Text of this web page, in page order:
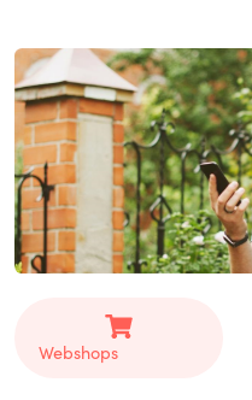
Webshops